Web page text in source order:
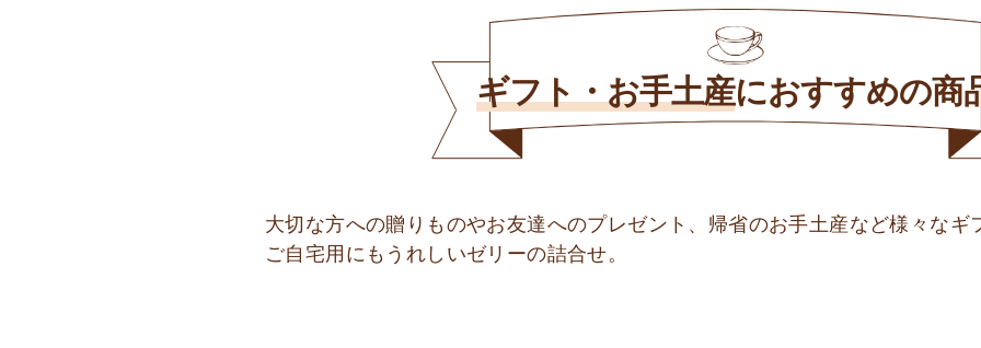
ギフト・お手土産におすすめの商
大切な方への贈りものやお友達へのプレゼント、帰省のお手土産など様々なギ
ご自宅用にもうれしいゼリーの詰合せ。